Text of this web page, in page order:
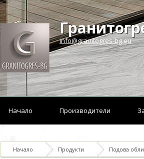
info@granitogres-bg.eu
Начало Производители
Начало Продукти Подова